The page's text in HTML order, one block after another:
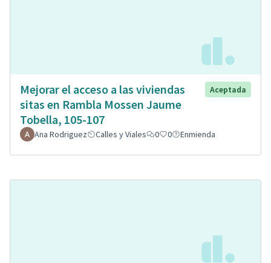
Mejorar el acceso a las viviendas
sitas en Rambla Mossen Jaume
Tobella, 105-107
Aceptada
Ana Rodriguez Calles y Viales 0 0 Enmienda